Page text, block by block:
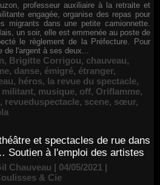
professeur auxiliaire à la retraite et
engagée, organise des repas pour
migrants dans une petite camionnette.
un soir, elle est emmenée au poste de
le règlement de la Préfecture. Pour
de l'argent à ses deux...
, Brigitte Corrigou, chauveau,
, danse, émigré, étranger,
, héros, la revue du spectacle,
militant, musique, off, Oriflamme,
, revueduspectacle, scene, sœur,
et spectacles de rue dans
Soutien à l'emploi des artistes
Chauveau | 04/05/2021 |
& Cie